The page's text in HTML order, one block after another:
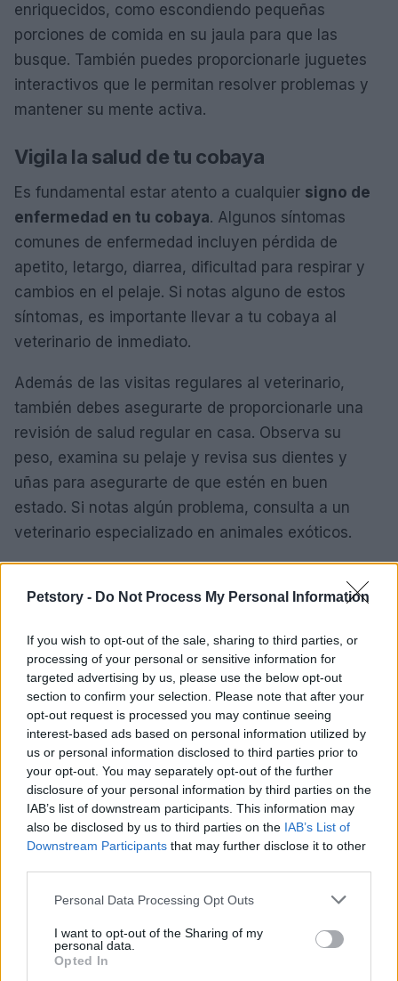
Petstory - Do Not Process My Personal Information
If you wish to opt-out of the sale, sharing to third parties, or
processing of your personal or sensitive information for
targeted advertising by us, please use the below opt-out
section to confirm your selection. Please note that after your
opt-out request is processed you may continue seeing
interest-based ads based on personal information utilized by
us or personal information disclosed to third parties prior to
your opt-out. You may separately opt-out of the further
disclosure of your personal information by third parties on the
IAB’s list of downstream participants. This information may
also be disclosed by us to third parties on the IAB’s List of
Downstream Participants that may further disclose it to other
Please note that this website/app uses one or more Google
not limited to your visit or usage behaviour. You may click to
grant or deny consent to Google and its third-party tags to
use your data for below specified purposes in below Google
Personal Data Processing Opt Outs
I want to opt-out of the Sharing of my
personal data.
Opted In
enriquecidos, como escondiendo pequeñas
porciones de comida en su jaula para que las
busque. También puedes proporcionarle juguetes
interactivos que le permitan resolver problemas y
mantener su mente activa.
Vigila la salud de tu cobaya
Es fundamental estar atento a cualquier signo de
enfermedad en tu cobaya. Algunos síntomas
comunes de enfermedad incluyen pérdida de
apetito, letargo, diarrea, dificultad para respirar y
cambios en el pelaje. Si notas alguno de estos
síntomas, es importante llevar a tu cobaya al
veterinario de inmediato.
Además de las visitas regulares al veterinario,
también debes asegurarte de proporcionarle una
revisión de salud regular en casa. Observa su
peso, examina su pelaje y revisa sus dientes y
uñas para asegurarte de que estén en buen
estado. Si notas algún problema, consulta a un
veterinario especializado en animales exóticos.
y conocimiento. Proporcionar una dieta equilibrada,
enriquecimiento mental, y vigilar su salud son
aspectos clave para garantizar el bienestar de tu
cobaya. Recuerda que cada cobaya es única, por
lo que es importante conocer las necesidades
específicas de tu mascota y adaptar los cuidados
en consecuencia. Con el cuidado adecuado, tu
cobaya será un compañero feliz y saludable
durante muchos años.
AUTOR